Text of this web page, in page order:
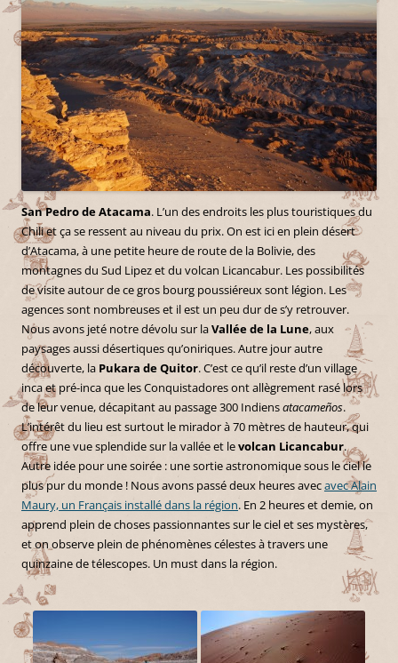
San Pedro de Atacama. L’un des endroits les plus touristiques du
Chili et ça se ressent au niveau du prix. On est ici en plein désert
d’Atacama, à une petite heure de route de la Bolivie, des
montagnes du Sud Lipez et du volcan Licancabur. Les possibilités
de visite autour de ce gros bourg poussiéreux sont légion. Les
agences sont nombreuses et il est un peu dur de s’y retrouver.
Nous avons jeté notre dévolu sur laVallée de la Lune, aux
paysages aussi désertiques qu’oniriques. Autre jour autre
découverte, la Pukara de Quitor. C’est ce qu’il reste d’un village
inca et pré-inca que les Conquistadores ont allègrement rasé lors
de leur venue, décapitant au passage 300 Indiensatacameños.
L’intérêt du lieu est surtout le mirador à 70 mètres de hauteur, qui
offre une vue splendide sur la vallée et levolcan Licancabur.
Autre idée pour une soirée : une sortie astronomique sous le ciel le
plus pur du monde ! Nous avons passé deux heures avecavec Alain
Maury, un Français installé dans la région. En 2 heures et demie, on
apprend plein de choses passionnantes sur le ciel et ses mystères,
et on observe plein de phénomènes célestes à travers une
quinzaine de télescopes. Un must dans la région.